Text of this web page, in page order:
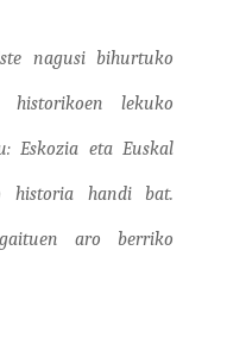
nagusi bihurtuko
lekuko
Eskozia eta Euskal
historia handi bat.
aro berriko